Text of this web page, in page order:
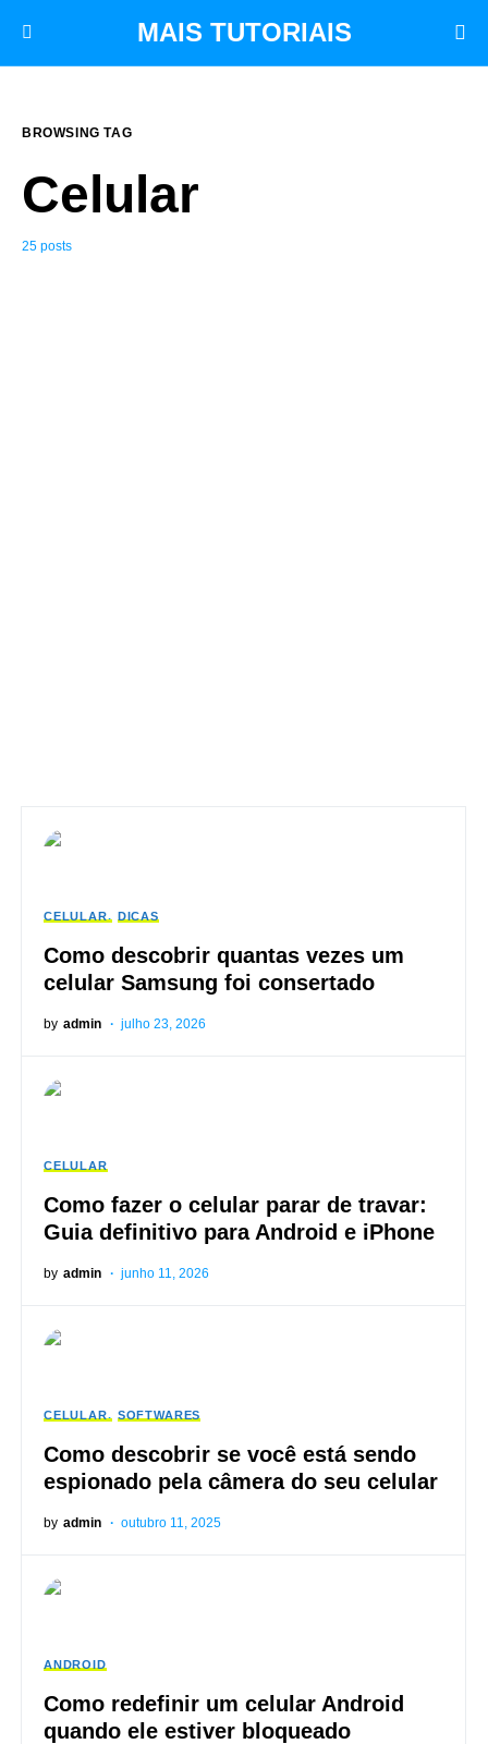
MAIS TUTORIAIS
BROWSING TAG
Celular
25 posts
CELULAR DICAS
Como descobrir quantas vezes um
celular Samsung foi consertado
by admin julho 23, 2026
CELULAR
Como fazer o celular parar de travar:
Guia definitivo para Android e iPhone
by admin junho 11, 2026
CELULAR SOFTWARES
Como descobrir se você está sendo
espionado pela câmera do seu celular
by admin outubro 11, 2025
ANDROID
Como redefinir um celular Android
quando ele estiver bloqueado